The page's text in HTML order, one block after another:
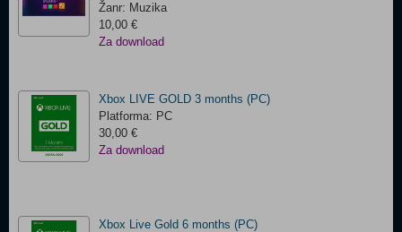
Žanr: Muzika
10,00 €
Za download
Xbox LIVE GOLD 3 months (PC)
Platforma: PC
30,00 €
Za download
Xbox Live Gold 6 months (PC)